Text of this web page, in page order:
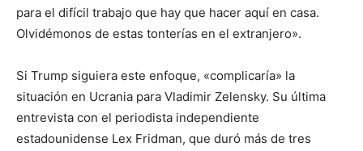
para el difícil trabajo que hay que hacer aquí en casa.
Olvidémonos de estas tonterías en el extranjero».
Si Trump siguiera este enfoque, «complicaría» la
situación en Ucrania para Vladimir Zelensky. Su última
entrevista con el periodista independiente
estadounidense Lex Fridman, que duró más de tres